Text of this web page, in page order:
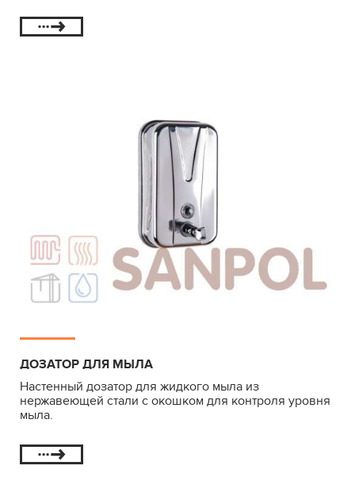
ДОЗАТОР ДЛЯ МЫЛА
Настенный дозатор для жидкого мыла из
нержавеющей стали с окошком для контроля уровня
мыла.